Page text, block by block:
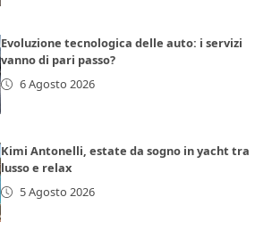
Evoluzione tecnologica delle auto: i servizi
vanno di pari passo?
6 Agosto 2026
Kimi Antonelli, estate da sogno in yacht tra
lusso e relax
5 Agosto 2026